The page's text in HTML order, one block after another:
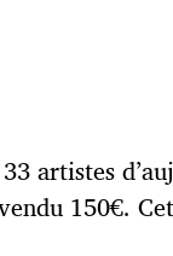
artistes
150€.